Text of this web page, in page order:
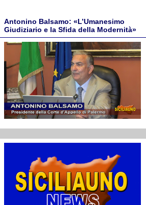
Antonino Balsamo: «L’Umanesimo
Giudiziario e la Sfida della Modernità»